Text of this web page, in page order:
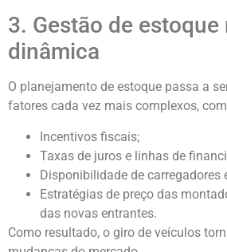
3. Gestão de estoque
dinâmica
O planejamento de estoque passa a
fatores cada vez mais complexos,
Incentivos fiscais;
Taxas de juros e linhas de
Disponibilidade de carregadores
Estratégias de preço das
das novas entrantes.
Como resultado, o giro de veículos